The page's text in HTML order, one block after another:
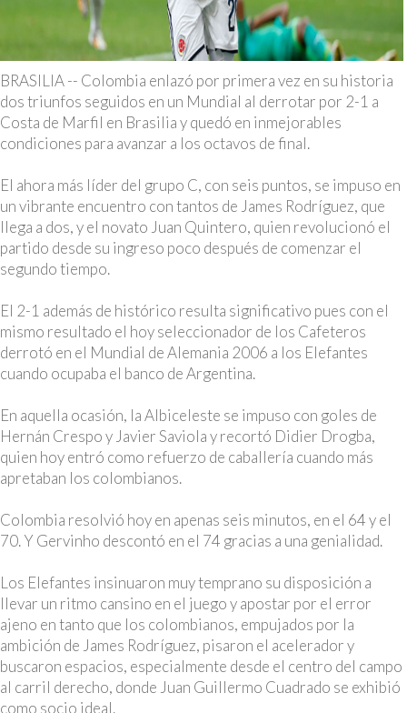
BRASILIA -- Colombia enlazó por primera vez en su historia
dos triunfos seguidos en un Mundial al derrotar por 2-1 a
Costa de Marfil en Brasilia y quedó en inmejorables
condiciones para avanzar a los octavos de final.
El ahora más líder del grupo C, con seis puntos, se impuso en
un vibrante encuentro con tantos de James Rodríguez, que
llega a dos, y el novato Juan Quintero, quien revolucionó el
partido desde su ingreso poco después de comenzar el
segundo tiempo.
El 2-1 además de histórico resulta significativo pues con el
mismo resultado el hoy seleccionador de los Cafeteros
derrotó en el Mundial de Alemania 2006 a los Elefantes
cuando ocupaba el banco de Argentina.
En aquella ocasión, la Albiceleste se impuso con goles de
Hernán Crespo y Javier Saviola y recortó Didier Drogba,
quien hoy entró como refuerzo de caballería cuando más
apretaban los colombianos.
Colombia resolvió hoy en apenas seis minutos, en el 64 y el
70. Y Gervinho descontó en el 74 gracias a una genialidad.
Los Elefantes insinuaron muy temprano su disposición a
llevar un ritmo cansino en el juego y apostar por el error
ajeno en tanto que los colombianos, empujados por la
ambición de James Rodríguez, pisaron el acelerador y
buscaron espacios, especialmente desde el centro del campo
al carril derecho, donde Juan Guillermo Cuadrado se exhibió
como socio ideal.